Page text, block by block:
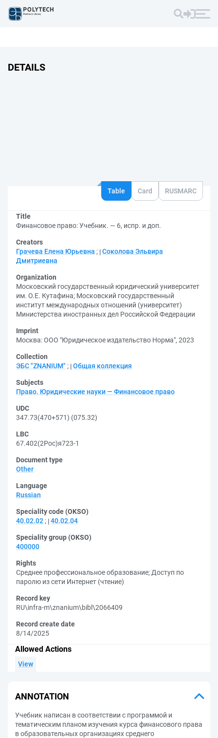
DETAILS
Table Card RUSMARC
Title
Финансовое право: Учебник. — 6, испр. и доп.
Creators
Грачева Елена Юрьевна ; Соколова Эльвира
Дмитриевна
Organization
Московский государственный юридический университет
им. О.Е. Кутафина; Московский государственный
институт международных отношений (университет)
Министерства иностранных дел Российской Федерации
Imprint
Москва: ООО "Юридическое издательство Норма", 2023
Collection
ЭБС "ZNANIUM" ; Общая коллекция
Subjects
Право. Юридические науки — Финансовое право
UDC
347.73(470+571) (075.32)
LBC
67.402(2Рос)я723-1
Document type
Other
Language
Russian
Speciality code (OKSO)
40.02.02 ; 40.02.04
Speciality group (OKSO)
400000
Rights
Среднее профессиональное образование; Доступ по
паролю из сети Интернет (чтение)
Record key
RU\infra-m\znanium\bibl\2066409
Record create date
8/14/2025
Allowed Actions
View
ANNOTATION
Учебник написан в соответствии с программой и
тематическим планом изучения курса финансового права
в образовательных организациях среднего